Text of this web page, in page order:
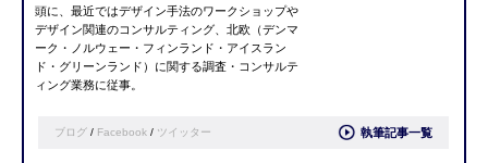
頭に、最近ではデザイン手法のワークショップや
デザイン関連のコンサルティング、北欧
（デンマ
ーク・ノルウェー・フィンランド・アイスラン
ド・グリーンランド）に関する調査・コンサルテ
ィング業務に従事。
ブログ / Facebook / ツイッター 執筆記事一覧